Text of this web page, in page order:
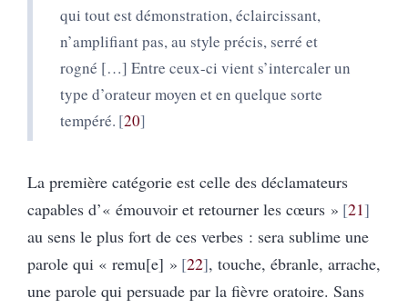
qui tout est démonstration, éclaircissant,
n’amplifiant pas, au style précis, serré et
rogné […] Entre ceux-ci vient s’intercaler un
type d’orateur moyen et en quelque sorte
tempéré. 20
La première catégorie est celle des déclamateurs
capables d’« émouvoir et retourner les cœurs » 21
au sens le plus fort de ces verbes : sera sublime une
parole qui « remu[e] » 22 , touche, ébranle, arrache,
une parole qui persuade par la fièvre oratoire. Sans